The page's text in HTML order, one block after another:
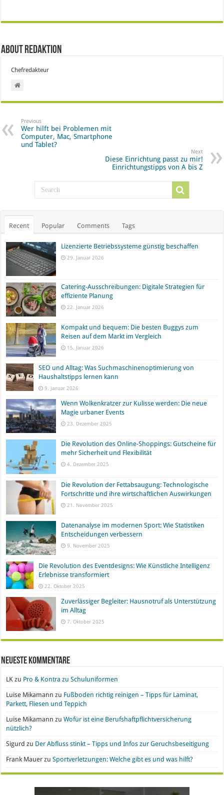
About Redaktion
Chefredakteur
Previous
Wer hilft bei Problemen mit
Computer, Mac, Smartphone
und Tablet?
Next
Diese Einrichtung passt zu mir!
Einrichtungstipps von A bis Z
Recent Popular Comments Tags
Lizenzierte Betriebssysteme günstig beschaffen
29. Januar 2026
Catering-Ausschreibungen: Digitale Strategien für
effiziente Planung
22. Januar 2026
Kompakt und bequem: Die besten Buggys zum
Reisen auf dem Markt im Vergleich
15. Januar 2026
SEO und Alltag: Was Suchmaschinenoptimierung von
Haushaltstipps lernen kann
9. Januar 2026
Wenn Wolkenkratzer zur Kulisse werden: Die neue
Magie urbaner Events
23. Dezember 2025
Die Revolution des Online-Shoppings: Gutscheine für
mehr Sicherheit und Flexibilität
4. Dezember 2025
Die Revolution der Fettabsaugung: Technologische
Fortschritte und ihre wirtschaftlichen Auswirkungen
21. November 2025
Datenanalyse im modernen Sport: Wie Statistiken
Entscheidungen verbessern
9. November 2025
Die Revolution des Eventdesigns: Wie Künstliche Intelligenz
Erlebnisse transformiert
22. Oktober 2025
Zuverlässiger Begleiter: Hausnotruf als Unterstützung
im Alltag
7. Oktober 2025
Neueste Kommentare
LK zu Pro & Kontra zu Schuluniformen
Luise Mikamann zu Fußboden richtig reinigen – Tipps für Laminat,
Parkett, Fliesen und Teppich
Luise Mikamann zuWofür ist eine Berufshaftpflichtversicherung
nützlich?
Sigurd zu Der Abfluss stinkt – Tipps und Infos zur Geruchsbeseitigung
Frank Mauer zuSportverletzungen: Welche gibt es und was hilft?